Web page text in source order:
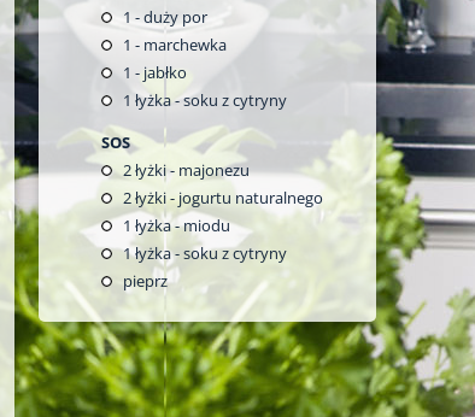
1 - duży por
1 - marchewka
1 - jabłko
1 łyżka - soku z cytryny
SOS
2łyżki - majonezu
2łyżki - jogurtu naturalnego
1 łyżka - miodu
1łyżka - soku z cytryny
pieprz